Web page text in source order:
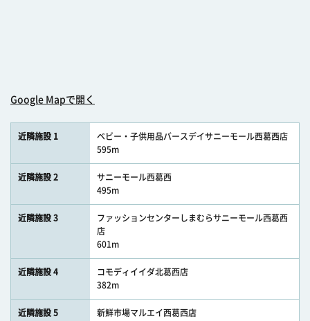
Google Mapで開く
近隣施設 1
ベビー・子供用品バースデイサニーモール西葛西店
595m
近隣施設 2
サニーモール西葛西
495m
近隣施設 3
ファッションセンターしまむらサニーモール西葛西
店
601m
近隣施設 4
コモディイイダ北葛西店
382m
近隣施設 5
新鮮市場マルエイ西葛西店